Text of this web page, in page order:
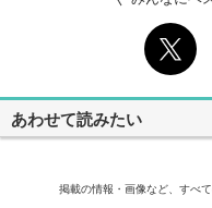
あわせて読みたい
掲載の情報・画像など、すべ